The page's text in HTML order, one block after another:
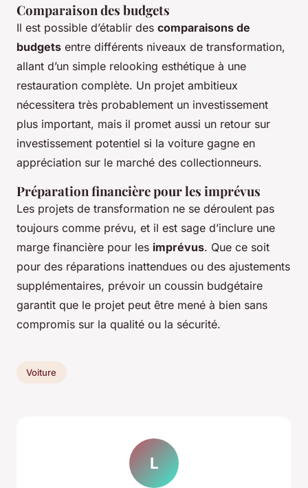
Comparaison des budgets
Il est possible d’établir des comparaisons de
budgets entre différents niveaux de transformation,
allant d’un simple relooking esthétique à une
restauration complète. Un projet ambitieux
nécessitera très probablement un investissement
plus important, mais il promet aussi un retour sur
investissement potentiel si la voiture gagne en
appréciation sur le marché des collectionneurs.
Préparation financière pour les imprévus
Les projets de transformation ne se déroulent pas
toujours comme prévu, et il est sage d’inclure une
marge financière pour les imprévus. Que ce soit
pour des réparations inattendues ou des ajustements
supplémentaires, prévoir un coussin budgétaire
garantit que le projet peut être mené à bien sans
compromis sur la qualité ou la sécurité.
Voiture
L